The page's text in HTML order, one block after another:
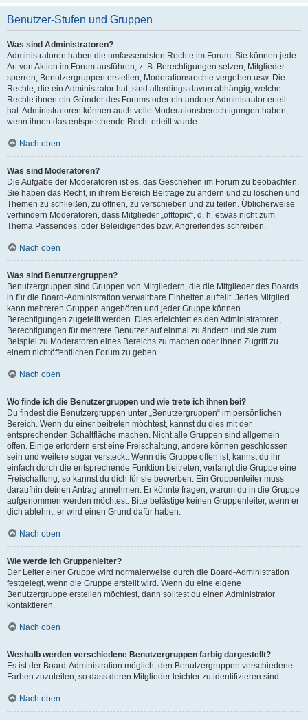
Benutzer-Stufen und Gruppen
Was sind Administratoren?
Administratoren haben die umfassendsten Rechte im Forum. Sie können jede
Art von Aktion im Forum ausführen; z. B. Berechtigungen setzen, Mitglieder
sperren, Benutzergruppen erstellen, Moderationsrechte vergeben usw. Die
Rechte, die ein Administrator hat, sind allerdings davon abhängig, welche
Rechte ihnen ein Gründer des Forums oder ein anderer Administrator erteilt
hat. Administratoren können auch volle Moderationsberechtigungen haben,
wenn ihnen das entsprechende Recht erteilt wurde.
Nach oben
Was sind Moderatoren?
Die Aufgabe der Moderatoren ist es, das Geschehen im Forum zu beobachten.
Sie haben das Recht, in ihrem Bereich Beiträge zu ändern und zu löschen und
Themen zu schließen, zu öffnen, zu verschieben und zu teilen. Üblicherweise
verhindern Moderatoren, dass Mitglieder „offtopic“, d. h. etwas nicht zum
Thema Passendes, oder Beleidigendes bzw. Angreifendes schreiben.
Nach oben
Was sind Benutzergruppen?
Benutzergruppen sind Gruppen von Mitgliedern, die die Mitglieder des Boards
in für die Board-Administration verwaltbare Einheiten aufteilt. Jedes Mitglied
kann mehreren Gruppen angehören und jeder Gruppe können
Berechtigungen zugeteilt werden. Dies erleichtert es den Administratoren,
Berechtigungen für mehrere Benutzer auf einmal zu ändern und sie zum
Beispiel zu Moderatoren eines Bereichs zu machen oder ihnen Zugriff zu
einem nichtöffentlichen Forum zu geben.
Nach oben
Wo finde ich die Benutzergruppen und wie trete ich ihnen bei?
Du findest die Benutzergruppen unter „Benutzergruppen“ im persönlichen
Bereich. Wenn du einer beitreten möchtest, kannst du dies mit der
entsprechenden Schaltfläche machen. Nicht alle Gruppen sind allgemein
offen. Einige erfordern erst eine Freischaltung, andere können geschlossen
sein und weitere sogar versteckt. Wenn die Gruppe offen ist, kannst du ihr
einfach durch die entsprechende Funktion beitreten; verlangt die Gruppe eine
Freischaltung, so kannst du dich für sie bewerben. Ein Gruppenleiter muss
daraufhin deinen Antrag annehmen. Er könnte fragen, warum du in die Gruppe
aufgenommen werden möchtest. Bitte belästige keinen Gruppenleiter, wenn er
dich ablehnt, er wird einen Grund dafür haben.
Nach oben
Wie werde ich Gruppenleiter?
Der Leiter einer Gruppe wird normalerweise durch die Board-Administration
festgelegt, wenn die Gruppe erstellt wird. Wenn du eine eigene
Benutzergruppe erstellen möchtest, dann solltest du einen Administrator
kontaktieren.
Nach oben
Weshalb werden verschiedene Benutzergruppen farbig dargestellt?
Es ist der Board-Administration möglich, den Benutzergruppen verschiedene
Farben zuzuteilen, so dass deren Mitglieder leichter zu identifizieren sind.
Nach oben